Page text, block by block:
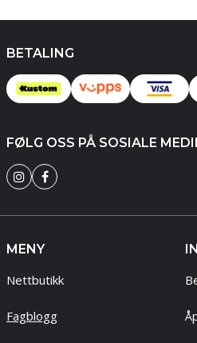
BETALING
FØLG OSS PÅ SOSIALE
MENY
Nettbutikk
Fagblogg